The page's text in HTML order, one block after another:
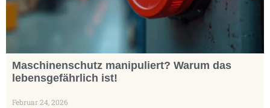
Maschinenschutz manipuliert? Warum das
lebensgefährlich ist!
Februar 24, 2026